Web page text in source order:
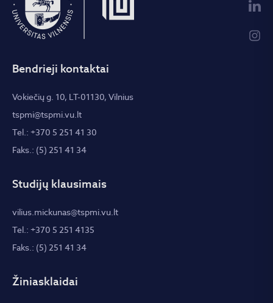
Bendrieji kontaktai
Vokiečių g. 10, LT-01130, Vilnius
tspmi@tspmi.vu.lt
Tel.: +370 5 251 41 30
Faks.: (5) 251 41 34
Studijų klausimais
vilius.mickunas@tspmi.vu.lt
Tel.: +370 5 251 4135
Faks.: (5) 251 41 34
Žiniasklaidai